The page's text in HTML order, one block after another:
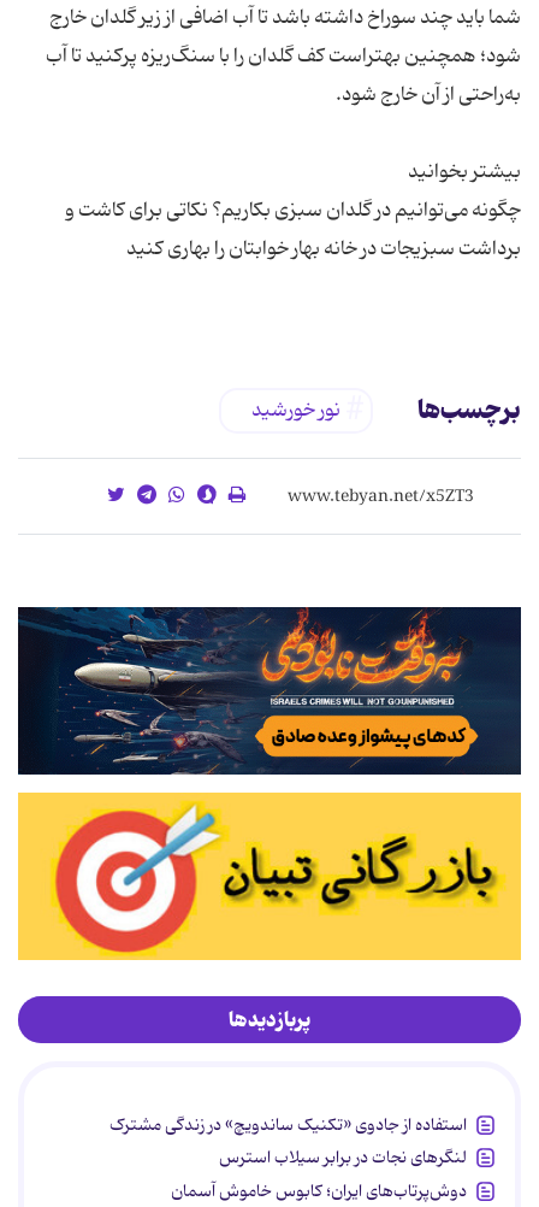
شما باید چند سوراخ داشته باشد تا آب اضافی از زیر گلدان خارج
شود؛ همچنین بهتراست کف گلدان را با سنگ‌ریزه پرکنید تا آب
چگونه می‌توانیم در گلدان سبزی بکاریم؟ نکاتی برای کاشت و
برچسب‌ها نور خورشید
پربازدیدها
استفاده از جادوی «تکنیک ساندویچ» در زندگی مشترک
لنگرهای نجات در برابر سیلاب استرس
دوش‌پرتاب‌های ایران؛ کابوس خاموش آسمان